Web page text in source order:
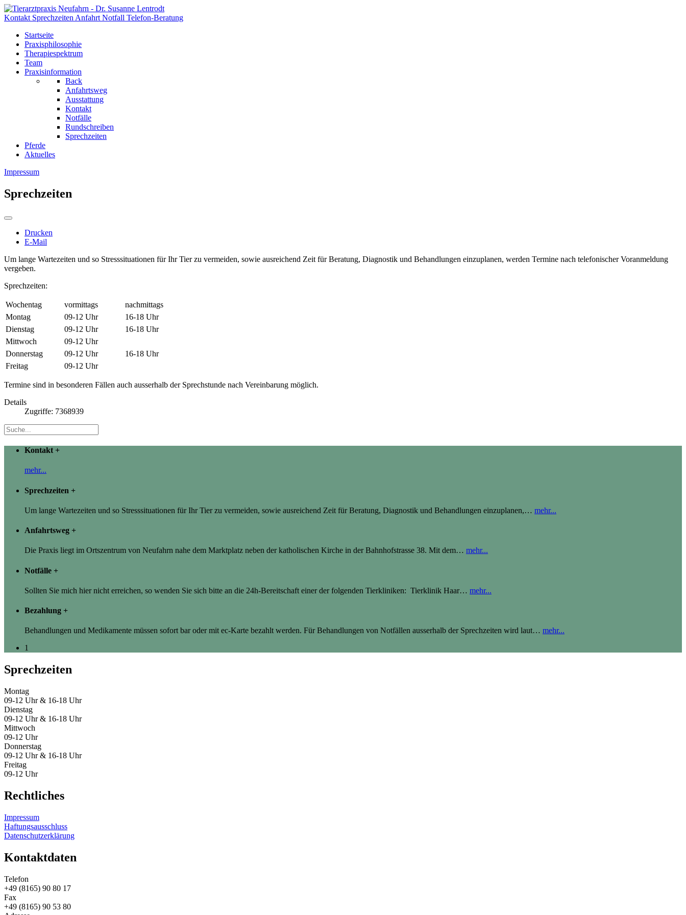
Kontakt Sprechzeiten Anfahrt Notfall Telefon-Beratung
Startseite
Praxisphilosophie
Therapiespektrum
Team
Praxisinformation
Back
Anfahrtsweg
Ausstattung
Kontakt
Notfälle
Rundschreiben
Sprechzeiten
Pferde
Aktuelles
Impressum
Sprechzeiten
Drucken
E-Mail
Um lange Wartezeiten und so Stresssituationen für Ihr Tier zu vermeiden, sowie ausreichend Zeit für Beratung, Diagnostik und Behandlungen einzuplanen, werden Termine nach telefonischer Voranmeldung
vergeben.
Sprechzeiten:
Wochentag vormittags
nachmittags
Montag
09-12 Uhr
16-18 Uhr
Dienstag
09-12 Uhr
16-18 Uhr
Mittwoch
09-12 Uhr
Donnerstag
09-12 Uhr
16-18 Uhr
Freitag
09-12 Uhr
Termine sind in besonderen Fällen auch ausserhalb der Sprechstunde nach Vereinbarung möglich.
Details
Zugriffe: 7368939
Kontakt +
mehr...
Sprechzeiten +
Um lange Wartezeiten und so Stresssituationen für Ihr Tier zu vermeiden, sowie ausreichend Zeit für Beratung, Diagnostik und Behandlungen einzuplanen,… mehr...
Anfahrtsweg +
Die Praxis liegt im Ortszentrum von Neufahrn nahe dem Marktplatz neben der katholischen Kirche in der Bahnhofstrasse 38. Mit dem… mehr...
Notfälle +
Sollten Sie mich hier nicht erreichen, so wenden Sie sich bitte an die 24h-Bereitschaft einer der folgenden Tierkliniken: Tierklinik Haar… mehr...
Bezahlung +
Behandlungen und Medikamente müssen sofort bar oder mit ec-Karte bezahlt werden. Für Behandlungen von Notfällen ausserhalb der Sprechzeiten wird laut… mehr...
1
Sprechzeiten
Montag
09-12 Uhr & 16-18 Uhr
Dienstag
09-12 Uhr & 16-18 Uhr
Mittwoch
09-12 Uhr
Donnerstag
09-12 Uhr & 16-18 Uhr
Freitag
09-12 Uhr
Rechtliches
Impressum
Haftungsausschluss
Datenschutzerklärung
Kontaktdaten
Telefon
+49 (8165) 90 80 17
Fax
+49 (8165) 90 53 80